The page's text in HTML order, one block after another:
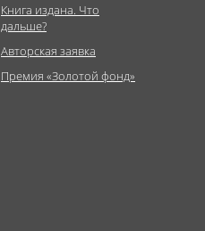
Книга издана. Что
дальше?
Авторская заявка
Премия «Золотой фонд»